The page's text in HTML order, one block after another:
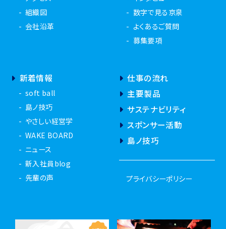
組織図
会社沿革
数字で見る京泉
よくあるご質問
募集要項
新着情報
soft ball
島ノ技巧
やさしい経営学
WAKE BOARD
ニュース
新入社員blog
先輩の声
仕事の流れ
主要製品
サステナビリティ
スポンサー活動
島ノ技巧
プライバシーポリシー